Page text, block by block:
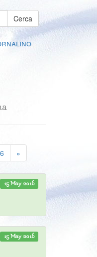
Cerca
»
15 May 2016
15 May 2016